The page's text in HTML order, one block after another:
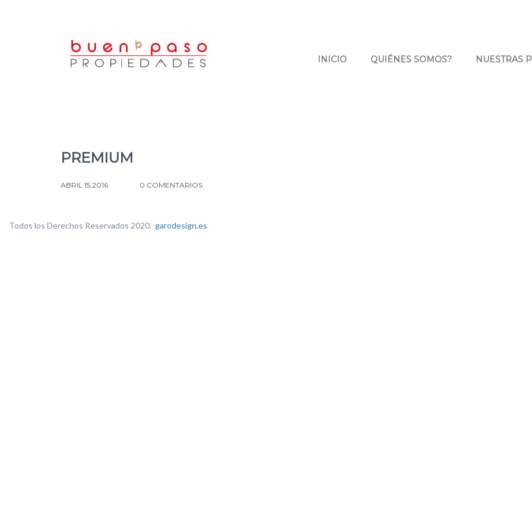
INICIO QUIÉNES SOMOS? NUESTRAS
PREMIUM
ABRIL 15,2016 0 COMENTARIOS
Todos los Derechos Reservados 2020. garodesign.es